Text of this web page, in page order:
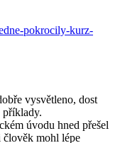
pokrocily-kurz-
vysvětleno, dost
příklady.
úvodu hned přešel
mohl lépe